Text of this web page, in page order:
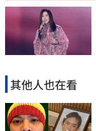
其他人也在看